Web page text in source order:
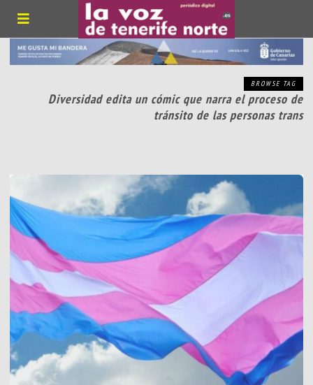
BROWSE TAG
Diversidad edita un cómic que narra el proceso de
tránsito de las personas trans